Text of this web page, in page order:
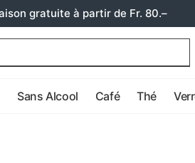
gratuite à partir de Fr. 80.–
Sans Alcool Café Thé